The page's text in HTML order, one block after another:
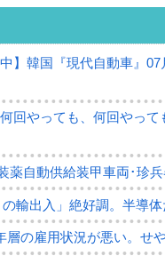
中】韓国『現代自動車』
回やっても、何回やっ
薬自動供給装甲車両･珍
輸出入」絶好調。半導
層の雇用状況が悪い。せ